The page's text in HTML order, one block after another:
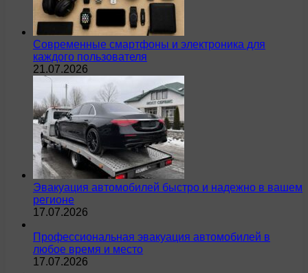
Современные смартфоны и электроника для
каждого пользователя
21.07.2026
Эвакуация автомобилей быстро и надежно в вашем
регионе
17.07.2026
Профессиональная эвакуация автомобилей в
любое время и место
17.07.2026